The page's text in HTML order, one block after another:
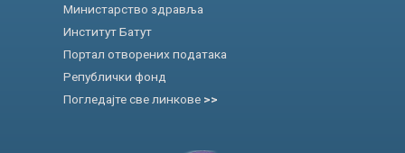
Министарство здравља
Институт Батут
Портал отворених података
Републички фонд
Погледајте све линкове >>